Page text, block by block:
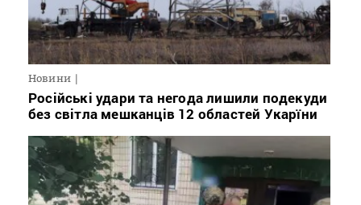
Новини
Російські удари та негода лишили подекуди
без світла мешканців 12 областей Укарїни